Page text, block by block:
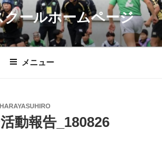
ールホームページ
メニュー
動報告_180826